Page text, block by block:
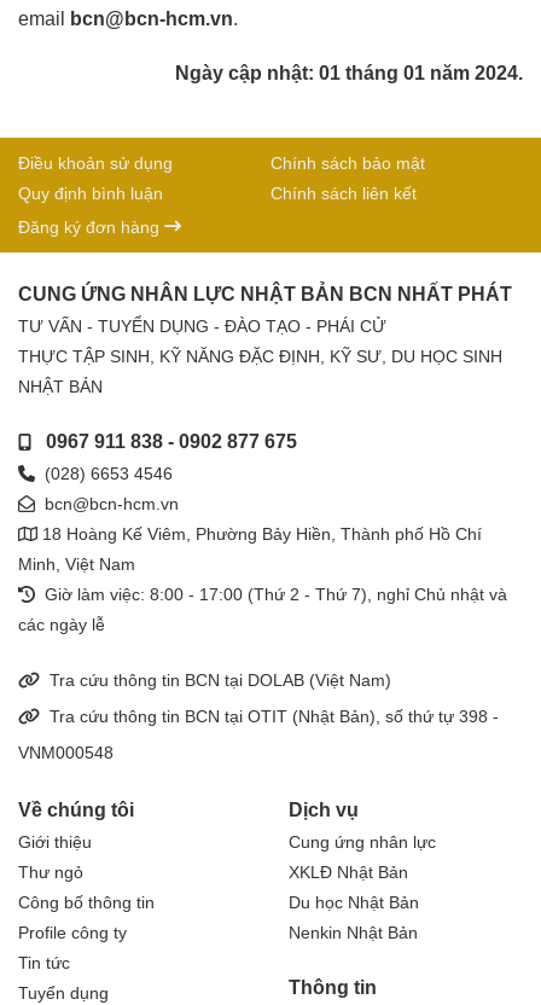
email
bcn@bcn-hcm.vn.
Ngày cập nhật: 01 tháng 01 năm 2024.
Điều khoản sử dụng
Chính sách bảo mật
Quy định bình luận
Chính sách liên kết
Đăng ký đơn hàng
CUNG ỨNG NHÂN LỰC NHẬT BẢN BCN NHẤT PHÁT
TƯ VẤN - TUYỂN DỤNG - ĐÀO TẠO - PHÁI CỬ
THỰC TẬP SINH, KỸ NĂNG ĐẶC ĐỊNH, KỸ SƯ, DU HỌC SINH
NHẬT BẢN
0967 911 838- 0902 877 675
(028) 6653 4546
bcn@bcn-hcm.vn
18 Hoàng Kế Viêm, Phường Bảy Hiền, Thành phố Hồ Chí
Minh, Việt Nam
Giờ làm việc: 8:00 - 17:00 (Thứ 2 - Thứ 7), nghỉ Chủ nhật và
các ngày lễ
Tra cứu thông tin BCN tại DOLAB (Việt Nam)
Tra cứu thông tin BCN tại OTIT (Nhật Bản), số thứ tự 398 -
VNM000548
Về chúng tôi
Giới thiệu
Thư ngỏ
Công bố thông tin
Profile công ty
Tin tức
Tuyển dụng
Dịch vụ
Cung ứng nhân lực
XKLĐ Nhật Bản
Du học Nhật Bản
Nenkin Nhật Bản
Thông tin